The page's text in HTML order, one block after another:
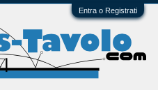
Entra o Registrati